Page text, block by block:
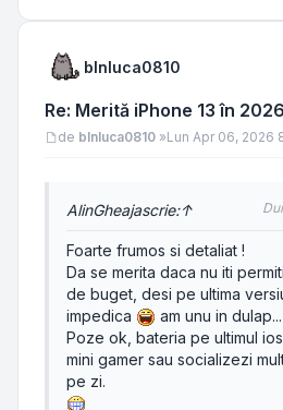
blnluca0810
Re: Merită iPhone 13 în
Mesaj
de blnluca0810 »Lun Apr 06, 2026
AlinGheajascrie:↑
Foarte frumos si detaliat !
Da se merita daca nu iti
de buget, desi pe ultima
impedica
am unu in dulap...
Poze ok, bateria pe ultimul
mini gamer sau socializezi
pe zi.